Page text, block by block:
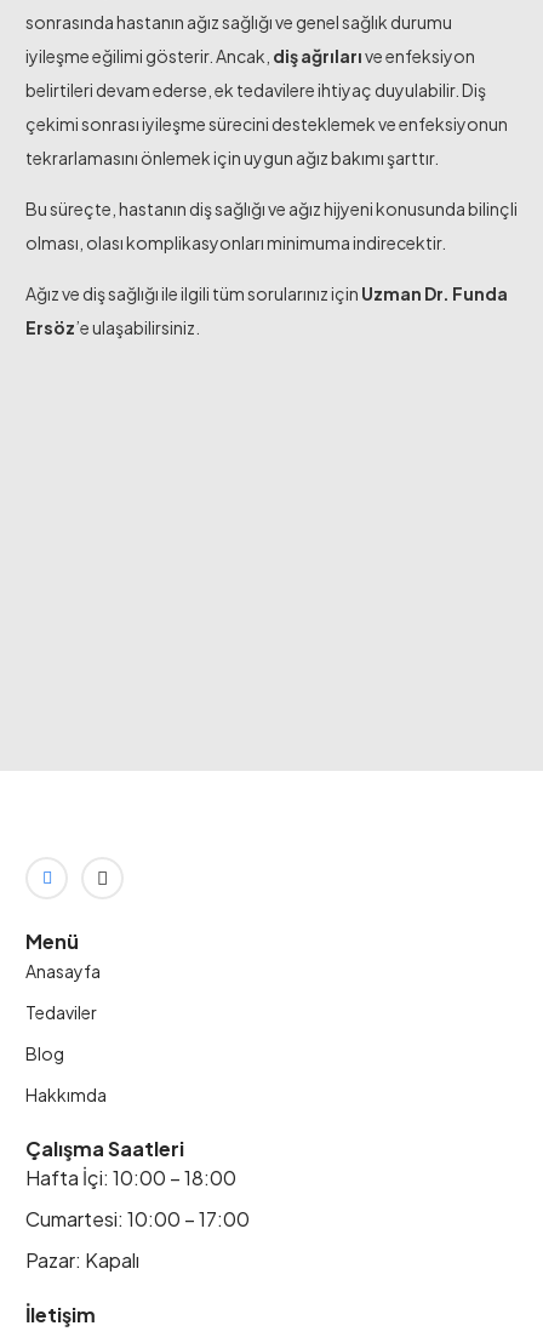
sonrasında hastanın ağız sağlığı ve genel sağlık durumu
iyileşme eğilimi gösterir. Ancak, diş ağrılarıve enfeksiyon
belirtileri devam ederse, ek tedavilere ihtiyaç duyulabilir. Diş
çekimi sonrası iyileşme sürecini desteklemek ve enfeksiyonun
tekrarlamasını önlemek için uygun ağız bakımı şarttır.
Bu süreçte, hastanın diş sağlığı ve ağız hijyeni konusunda bilinçli
olması, olası komplikasyonları minimuma indirecektir.
Ağız ve diş sağlığı ile ilgili tüm sorularınız için Uzman Dr. Funda
Ersöz’e ulaşabilirsiniz.
Menü
Anasayfa
Tedaviler
Blog
Hakkımda
Çalışma Saatleri
Hafta İçi: 10:00 – 18:00
Cumartesi: 10:00 – 17:00
Pazar: Kapalı
İletişim